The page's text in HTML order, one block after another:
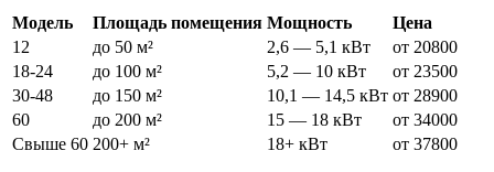
Модель Площадь помещения Мощность
Цена
12
до 50 м² 2,6 — 5,1 кВт
от 20800
18-24
до 100 м² 5,2 — 10 кВт
от 23500
30-48
до 150 м² 10,1 — 14,5 кВт от 28900
60
до 200 м² 15 — 18 кВт
от 34000
Свыше 60 200+ м² 18+ кВт от 37800